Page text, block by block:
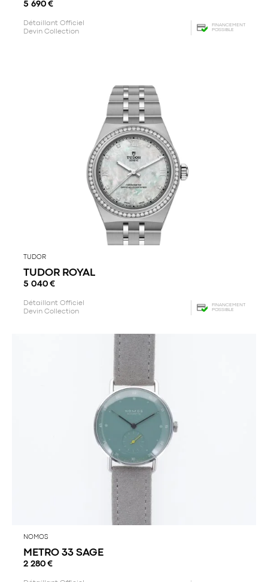
5 690 €
Détaillant Officiel
Devin Collection
FINANCEMENT
POSSIBLE
TUDOR
TUDOR ROYAL
5 040 €
Détaillant Officiel
Devin Collection
FINANCEMENT
POSSIBLE
NOMOS
METRO 33 SAGE
2 280 €